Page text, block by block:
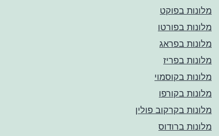
מלונות בפוקט
מלונות בפורטו
מלונות בפראג
מלונות בפריז
מלונות בקוסמוי
מלונות בקורפו
מלונות בקרקוב פולין
מלונות ברודוס